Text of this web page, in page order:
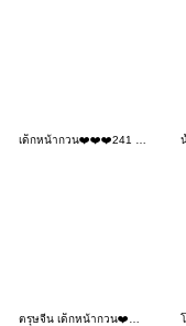
เด็กหน้ากวน❤️❤️❤️241 BIG